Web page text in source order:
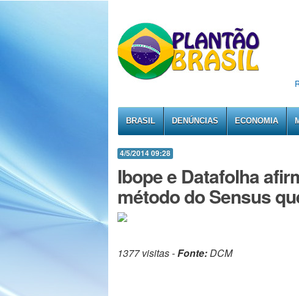
BRASIL DENÚNCIAS ECONOMIA
4/5/2014 09:28
Ibope e Datafolha
método do Sensus
1377 visitas -Fonte:DCM